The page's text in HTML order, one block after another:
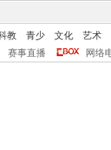
教 青少 文化
艺术
赛事直播 网络